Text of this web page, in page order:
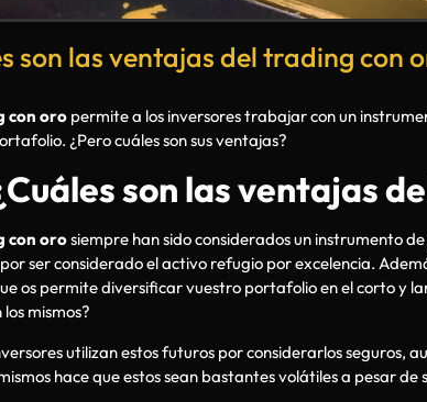
son las ventajas del trading con
con oro permite a los inversores trabajar con un
¿Pero cuáles son sus ventajas?
son las ventajas
con orosiempre han sido considerados un instrumento
ser considerado el activo refugio por excelencia.
os permite diversificar vuestro portafolio en el corto y
mismos?
utilizan estos futuros por considerarlos seguros,
hace que estos sean bastantes volátiles a pesar de